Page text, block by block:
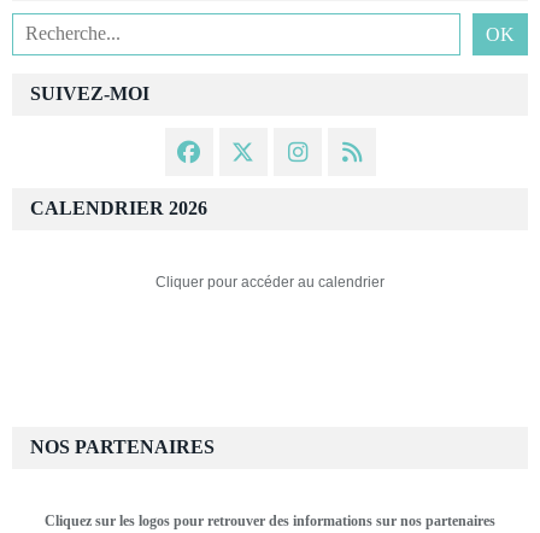
SUIVEZ-MOI
CALENDRIER 2026
Cliquer pour accéder au calendrier
NOS PARTENAIRES
Cliquez sur les logos pour retrouver des informations sur nos partenaires